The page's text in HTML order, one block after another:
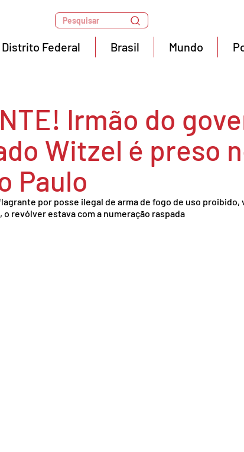
Pesquisar
Distrito Federal Brasil Mundo
Irmão do
Witzel é preso
Paulo
por posse ilegal de arma de fogo de uso proibido,
revólver estava com a numeração raspada